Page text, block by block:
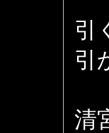
引
引
清